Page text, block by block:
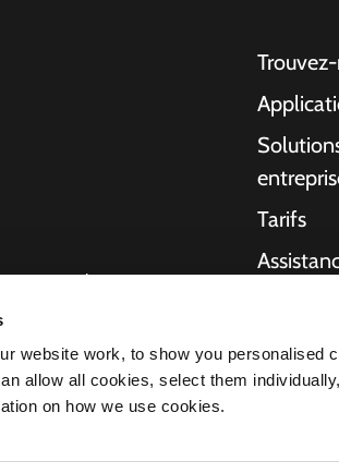
website work, to show you personalised
allow all cookies, select them
on how we use cookies.
pour les
de bout en
plus
voiture électrique
fait de nous le
Tarifs